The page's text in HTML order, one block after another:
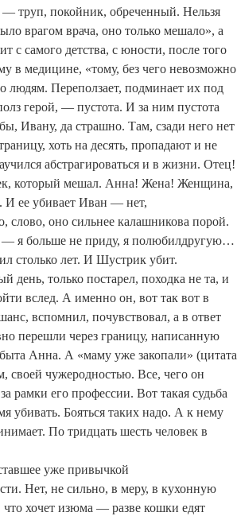
труп, покойник, обреченный. Нельзя
врагом врача, оно только мешало», а
с самого детства, с юности, после того
в медицине, «тому, без чего невозможно
людям. Переползает, подминает их под
герой, — пустота. И за ним пустота
Ивану, да страшно. Там, сзади него нет
хоть на десять, пропадают и не
абстрагироваться и в жизни. Отец!
который мешал. Анна! Жена! Женщина,
И ее убивает Иван — нет,
слово, оно сильнее калашникова порой.
я больше не приду, я полюбилдругую…
столько лет. И Шустрик убит.
только постарел, походка не та, и
вслед. А именно он, вот так вот в
вспомнил, почувствовал, а в ответ
перешли через границу, написанную
Анна. А «маму уже закопали» (цитата
чужеродностью. Все, чего он
рамки его профессии. Вот такая судьба
убивать. Бояться таких надо. А к нему
По тридцать шесть человек в
уже привычкой
Нет, не сильно, в меру, в кухонную
хочет изюма — разве кошки едят